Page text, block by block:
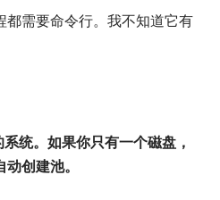
都需要命令行。我不知道它有
统。如果你只有一个磁盘，
创建池。